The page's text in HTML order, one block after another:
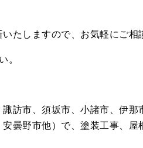
たしますので、お気軽にご相
。
訪市、須坂市、小諸市、伊
曇野市他）で、塗装工事、